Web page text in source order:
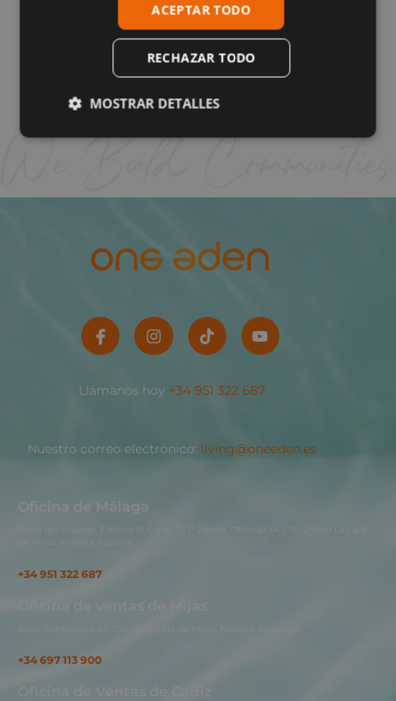
¿Cómo es realmente vivir en La Cala de
Mijas? Guía completa
Sigue leyendo "
Llámanos hoy +34 951 322 687
Nuestro correo electrónico: living@oneeden.es
Oficina de Málaga
Plaza del Bulevar, Edificio B, Local 12, 1ª Planta, Oficinas 1A y 1B. 29649 La Cala
de Mijas, Málaga, España.
+34 951 322 687
Avda. Cantábrico, s/n.29649 La Cala de Mijas, Málaga, España..
+34 697 113 900
Oficina de Ventas de Cádiz
ACEPTAR TODO
RECHAZAR TODO
MOSTRAR DETALLES